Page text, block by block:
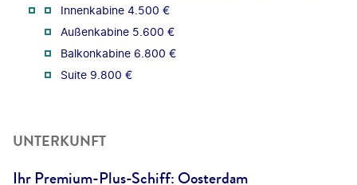
Innenkabine 4.500 €
Außenkabine 5.600 €
Balkonkabine 6.800 €
Suite 9.800 €
UNTERKUNFT
Ihr Premium-Plus-Schiff: Oosterdam